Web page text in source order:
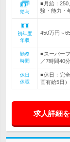
給与
■月給：
験・能力・
初年度
年収
450万円～
勤務
時間
■スーパー
／7時間40
休日
休暇
■休日：完
画有給5日
求人詳細